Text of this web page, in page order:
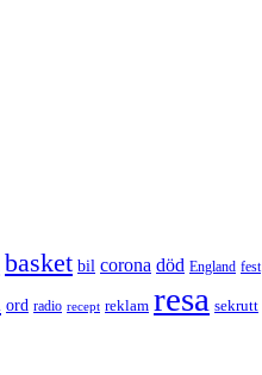
basket bil corona död England fest
ord radio recept reklam resa sekrutt